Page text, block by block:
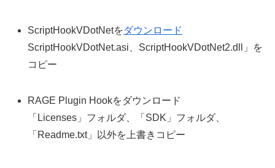
ScriptHookVDotNetをダウンロード
ScriptHookVDotNet.asi、ScriptHookVDotNet2.dll」を
コピー
RAGE Plugin Hookをダウンロード
「Licenses」フォルダ、「SDK」フォルダ、
「Readme.txt」以外を上書きコピー